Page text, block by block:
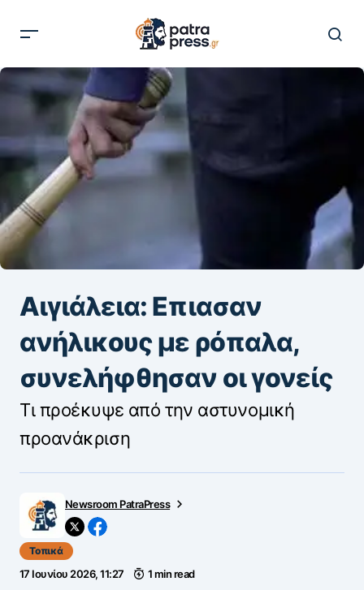
Αιγιάλεια: Επιασαν
ανήλικους με ρόπαλα,
συνελήφθησαν οι γονείς
Τι προέκυψε από την αστυνομική
προανάκριση
Newsroom PatraPress
Τοπικά
17 Ιουνίου 2026, 11:27 1 min read